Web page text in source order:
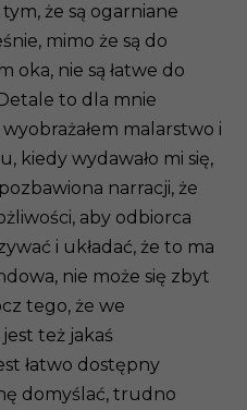
że są ogarniane
mimo że są do
oka, nie są łatwe do
to dla mnie
malarstwo i
kiedy wydawało mi się,
narracji, że
aby odbiorca
i układać, że to ma
nie może się zbyt
tego, że we
też jakaś
łatwo dostępny
domyślać, trudno